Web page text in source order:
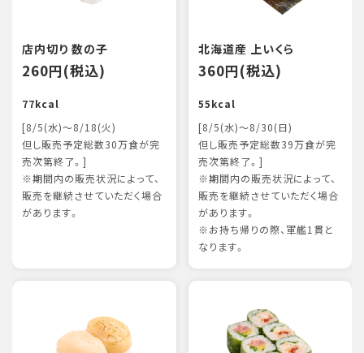
店内切り 数の子
260円(税込)
77kcal
[8/5(水)～8/18(火)
但し販売予定総数30万食が完
売次第終了。]
※期間内の販売状況によって、
販売を継続させていただく場合
があります。
北海道産 上いくら
360円(税込)
55kcal
[8/5(水)～8/30(日)
但し販売予定総数39万食が完
売次第終了。]
※期間内の販売状況によって、
販売を継続させていただく場合
があります。
※お持ち帰りの際、軍艦1貫と
なります。